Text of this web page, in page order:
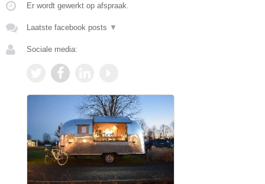
Er wordt gewerkt op afspraak.
Laatste facebook posts ▼
Sociale media: